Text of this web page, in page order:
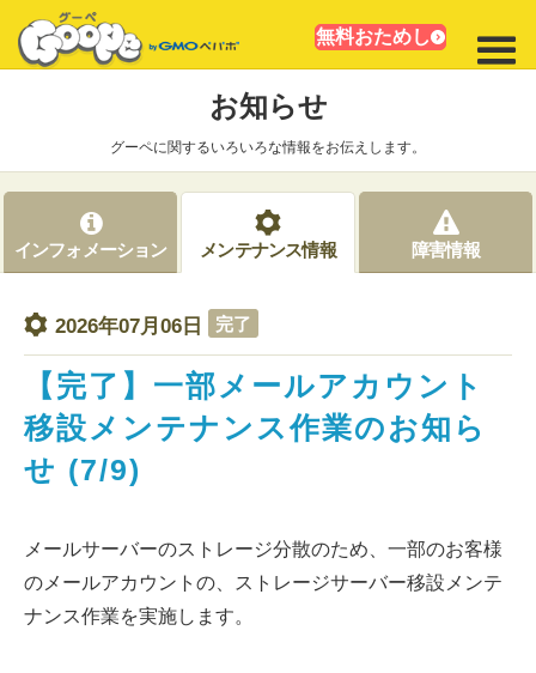
無料おためし
お知らせ
グーペに関するいろいろな情報をお伝えします。
インフォメーション メンテナンス情報 障害情報
2026年07月06日 完了
【完了】一部メールアカウント
移設メンテナンス作業のお知ら
せ (7/9)
メールサーバーのストレージ分散のため、一部のお客様
のメールアカウントの、ストレージサーバー移設メンテ
ナンス作業を実施します。